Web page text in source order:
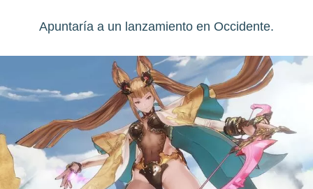
Apuntaría a un lanzamiento en Occidente.